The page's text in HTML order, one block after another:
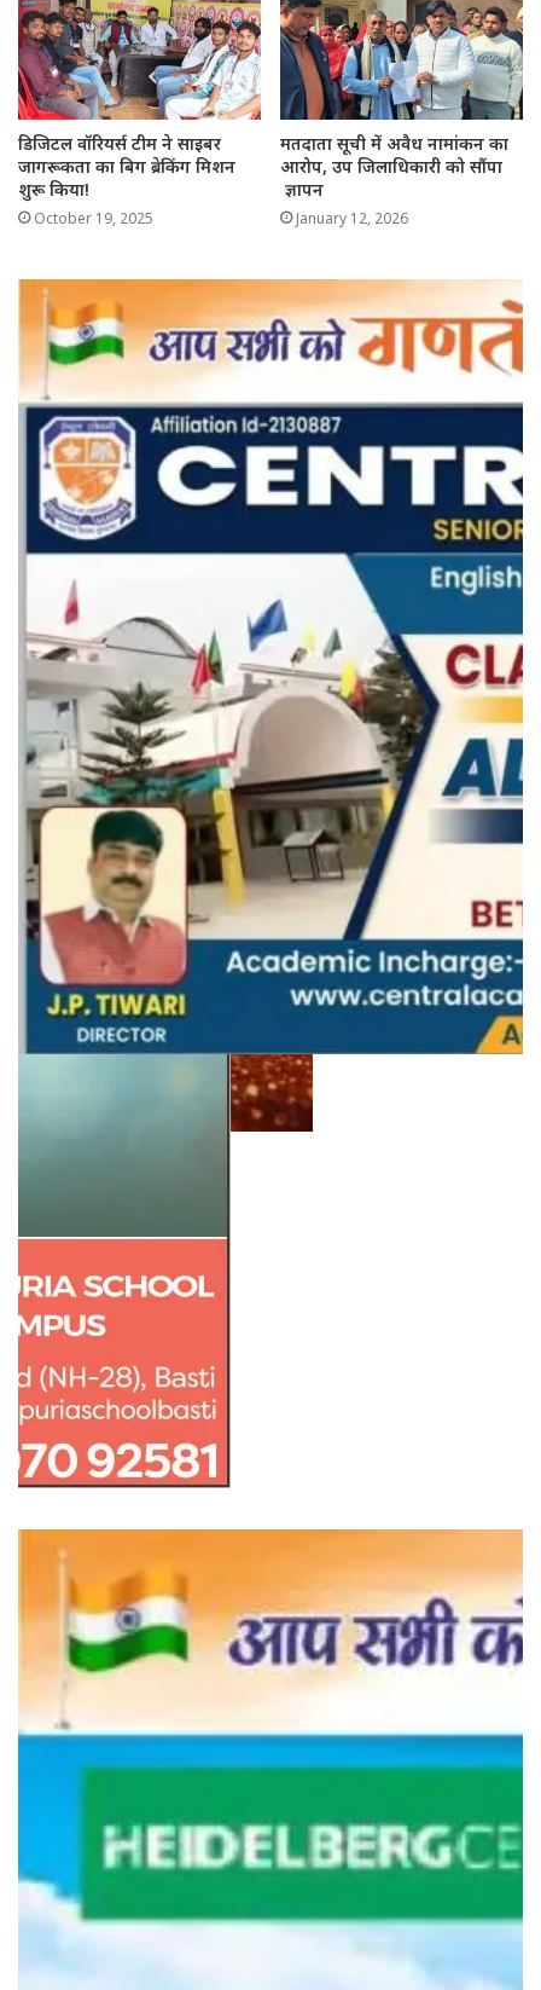
डिजिटल वॉरियर्स टीम ने साइबर
जागरूकता का बिग ब्रेकिंग मिशन
शुरू किया!
October 19, 2025
मतदाता सूची में अवैध नामांकन का
आरोप, उप जिलाधिकारी को सौंपा
ज्ञापन
January 12, 2026